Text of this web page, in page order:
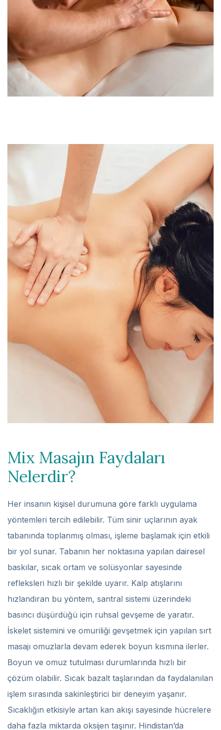
Mix Masajın Faydaları
Nelerdir?
Her insanın kişisel durumuna göre farklı uygulama
yöntemleri tercih edilebilir. Tüm sinir uçlarının ayak
tabanında toplanmış olması, işleme başlamak için etkili
bir yol sunar. Tabanın her noktasına yapılan dairesel
baskılar, sıcak ortam ve solüsyonlar sayesinde
refleksleri hızlı bir şekilde uyarır. Kalp atışlarını
hızlandıran bu yöntem, santral sistemi üzerindeki
basıncı düşürdüğü için ruhsal gevşeme de yaratır.
İskelet sistemini ve omuriliği gevşetmek için yapılan sırt
masajı omuzlarla devam ederek boyun kısmına ilerler.
Boyun ve omuz tutulması durumlarında hızlı bir
çözüm olabilir. Sıcak bazalt taşlarından da faydalanılan
işlem sırasında sakinleştirici bir deneyim yaşanır.
Sıcaklığın etkisiyle artan kan akışı sayesinde hücrelere
daha fazla miktarda oksijen taşınır. Hindistan’da